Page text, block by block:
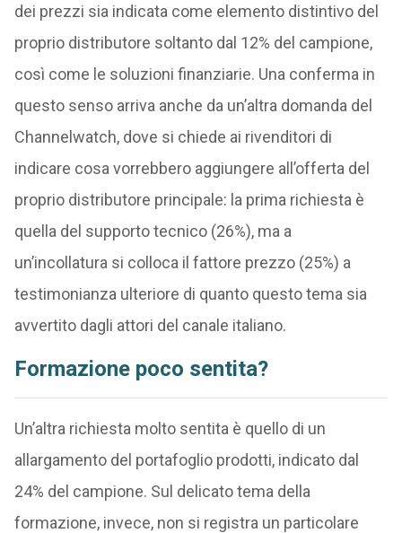
dei prezzi sia indicata come elemento distintivo del
proprio distributore soltanto dal 12% del campione,
così come le soluzioni finanziarie. Una conferma in
questo senso arriva anche da un’altra domanda del
Channelwatch, dove si chiede ai rivenditori di
indicare cosa vorrebbero aggiungere all’offerta del
proprio distributore principale: la prima richiesta è
quella del supporto tecnico (26%), ma a
un’incollatura si colloca il fattore prezzo (25%) a
testimonianza ulteriore di quanto questo tema sia
avvertito dagli attori del canale italiano.
Formazione poco sentita?
Un’altra richiesta molto sentita è quello di un
allargamento del portafoglio prodotti, indicato dal
24% del campione. Sul delicato tema della
formazione, invece, non si registra un particolare